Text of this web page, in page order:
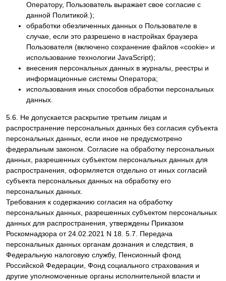
Оператору, Пользователь выражает свое согласие с
данной Политикой.);
обработки обезличенных данных о Пользователе в
случае, если это разрешено в настройках браузера
Пользователя (включено сохранение файлов «cookie» и
использование технологии JavaScript);
внесения персональных данных в журналы, реестры и
информационные системы Оператора;
использования иных способов обработки персональных
данных.
5.6. Не допускается раскрытие третьим лицам и
распространение персональных данных без согласия субъекта
персональных данных, если иное не предусмотрено
федеральным законом. Согласие на обработку персональных
данных, разрешенных субъектом персональных данных для
распространения, оформляется отдельно от иных согласий
субъекта персональных данных на обработку его
персональных данных.
Требования к содержанию согласия на обработку
персональных данных, разрешенных субъектом персональных
данных для распространения, утверждены Приказом
Роскомнадзора от 24.02.2021 N 18. 5.7. Передача
персональных данных органам дознания и следствия, в
Федеральную налоговую службу, Пенсионный фонд
Российской Федерации, Фонд социального страхования и
другие уполномоченные органы исполнительной власти и